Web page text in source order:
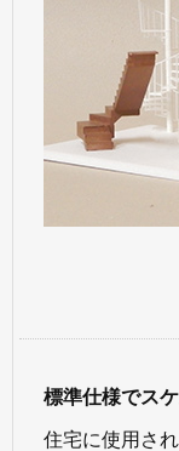
標準仕様でス
住宅に使用さ